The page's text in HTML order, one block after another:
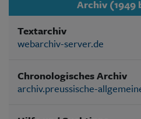
Archiv (1949
Textarchiv
webarchiv-server.de
Chronologisches Archiv
archiv.preussische-